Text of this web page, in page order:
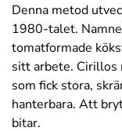
Denna metod
1980-talet.
tomatformade
sitt arbete. Cirillos
som fick stora,
hanterbara. Att
bitar.